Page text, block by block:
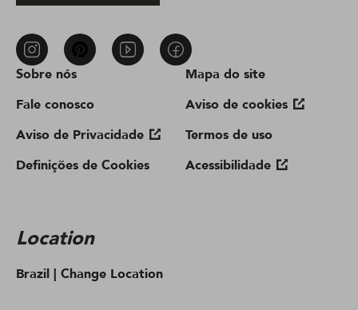
Sobre nós
Fale conosco
Aviso de Privacidade
Definições de Cookies
Mapa do site
Aviso de cookies
Termos de uso
Acessibilidade
Location
Brazil | Change Location